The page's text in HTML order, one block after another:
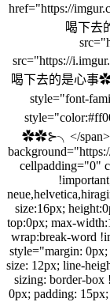
href="https://
喝下去
src="https://
喝下去的是心事
style="font-
✿✿⊱╮</span></
cellpadding="0"
size:16px;
top:0px; max-
wrap:break-word
style="margin:
size: 12px; line-
sizing: border-box
0px; padding: